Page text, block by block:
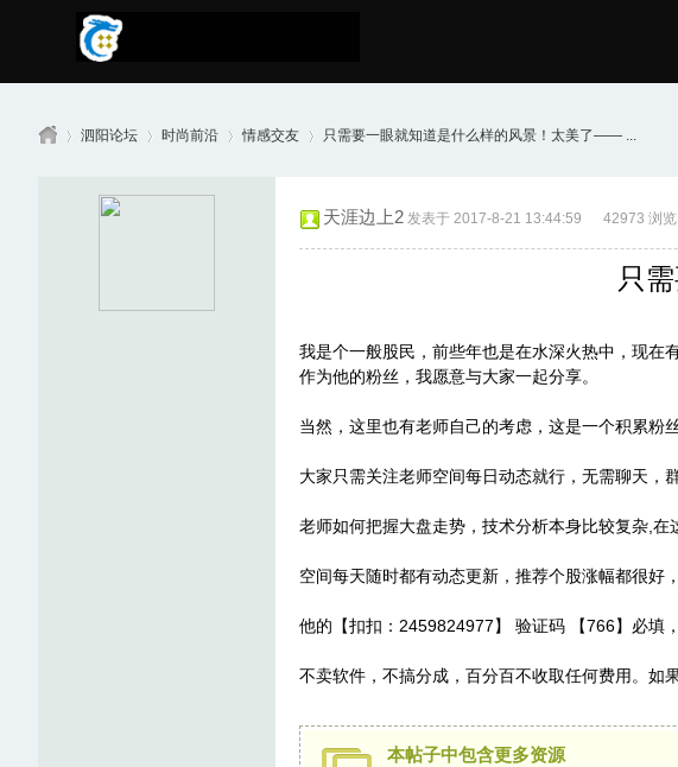
泗阳论坛 时尚前沿 情感交友 只需要一眼就知道是什么样的风景！太美了—— ...
天涯边上2 发表于 2017-8-21 13:44:59 42973 浏览
只
我是个一般股民，前些年也是在水深火热中，现在
作为他的粉丝，我愿意与大家一起分享。
当然，这里也有老师自己的考虑，这是一个积累粉
大家只需关注老师空间每日动态就行，无需聊天，
老师如何把握大盘走势，技术分析本身比较复杂,在
空间每天随时都有动态更新，推荐个股涨幅都很好，
他的【扣扣：2459824977】 验证码 【766】必填
不卖软件，不搞分成，百分百不收取任何费用。如
本帖子中包含更多资源